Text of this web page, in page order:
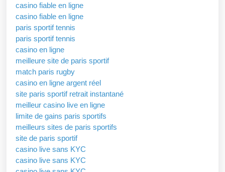
casino fiable en ligne
casino fiable en ligne
paris sportif tennis
paris sportif tennis
casino en ligne
meilleure site de paris sportif
match paris rugby
casino en ligne argent réel
site paris sportif retrait instantané
meilleur casino live en ligne
limite de gains paris sportifs
meilleurs sites de paris sportifs
site de paris sportif
casino live sans KYC
casino live sans KYC